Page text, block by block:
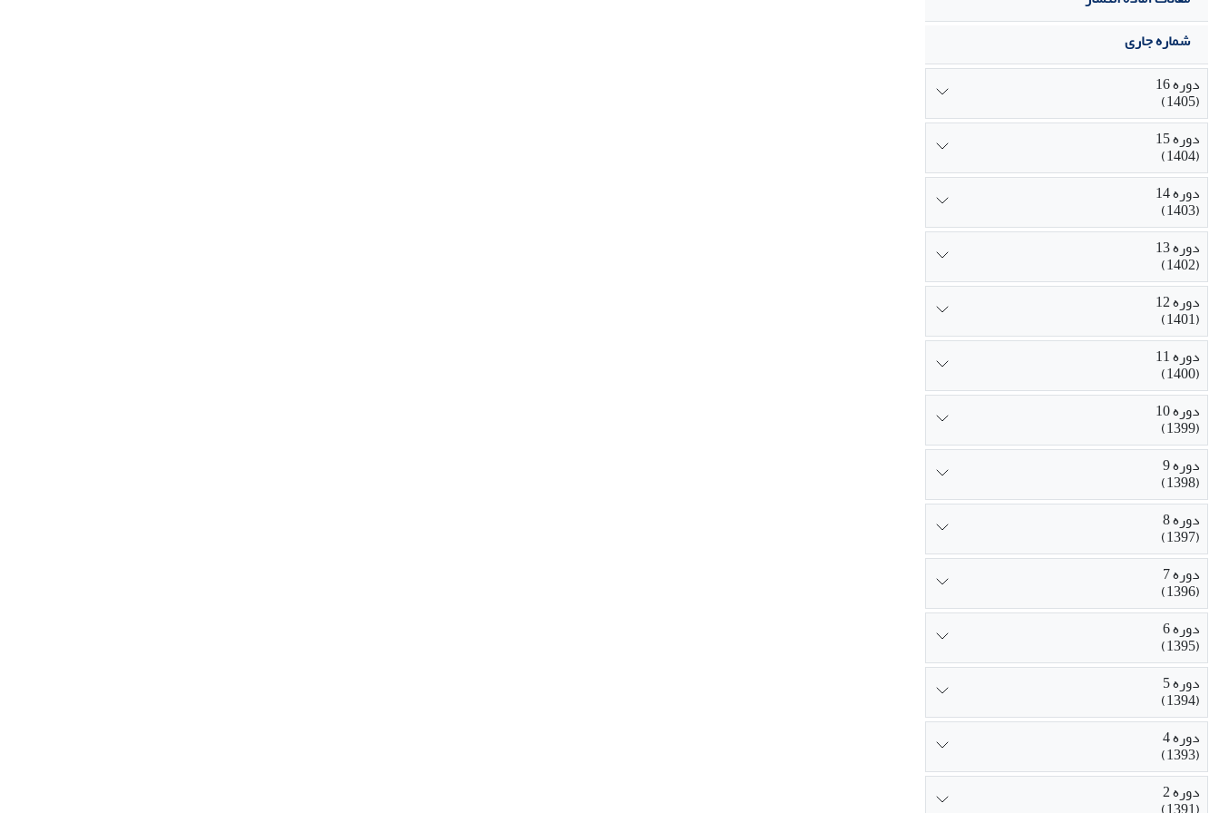
شماره جاری
دوره 16
(1405)
دوره 15
(1404)
دوره 14
(1403)
دوره 13
(1402)
دوره 12
(1401)
دوره 11
(1400)
دوره 10
(1399)
دوره 9
(1398)
دوره 8
(1397)
دوره 7
(1396)
دوره 6
(1395)
دوره 5
(1394)
دوره 4
(1393)
دوره 2